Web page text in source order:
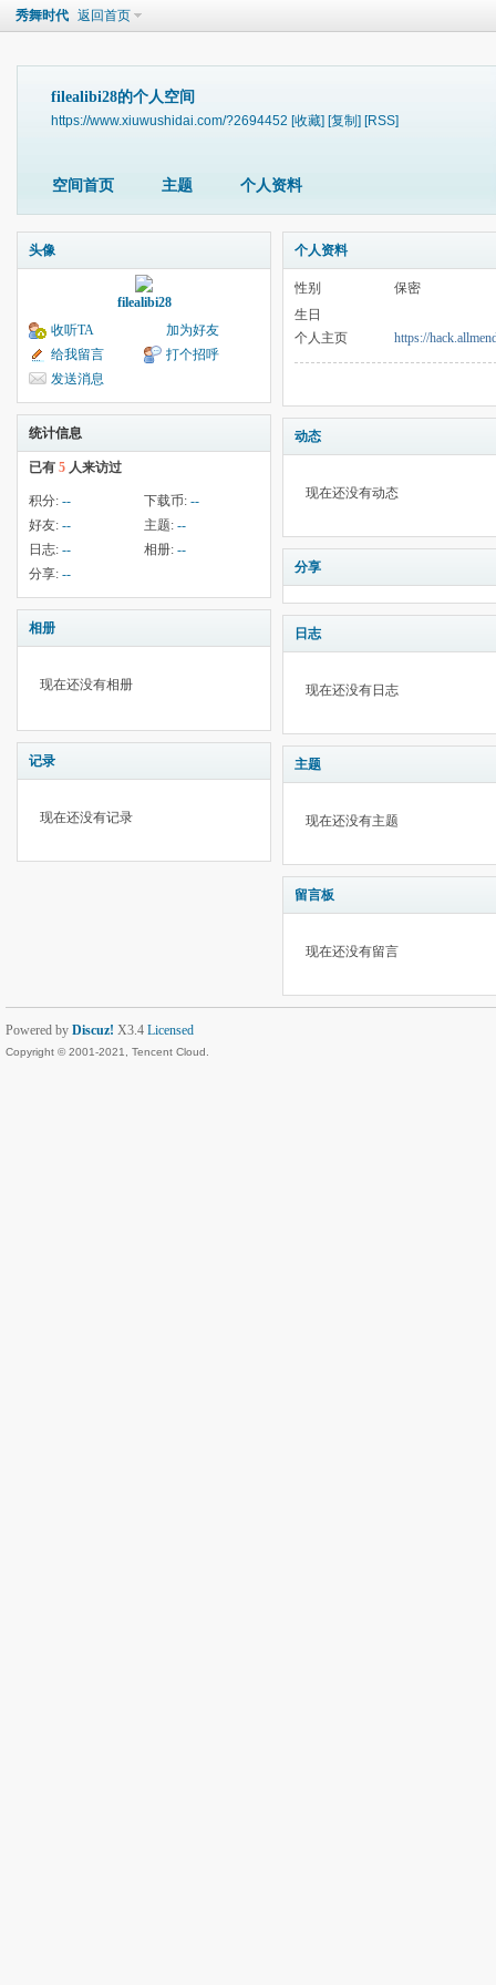
秀舞时代 返回首页
filealibi28的个人空间
https://www.xiuwushidai.com/?2694452 [收藏] [复制] [RSS]
空间首页 主题 个人资料
头像
filealibi28
收听TA
加为好友
给我留言
打个招呼
发送消息
统计信息
已有 5 人来访过
积分: -- 下载币: --
好友: -- 主题: --
日志: -- 相册: --
分享: --
相册
现在还没有相册
记录
现在还没有记录
个人资料
性别
保密
生日
个人主页
https://
动态
现在还没有动态
分享
日志
现在还没有日志
主题
现在还没有主题
留言板
现在还没有留言
Powered by Discuz! X3.4 Licensed
Copyright © 2001-2021, Tencent Cloud.